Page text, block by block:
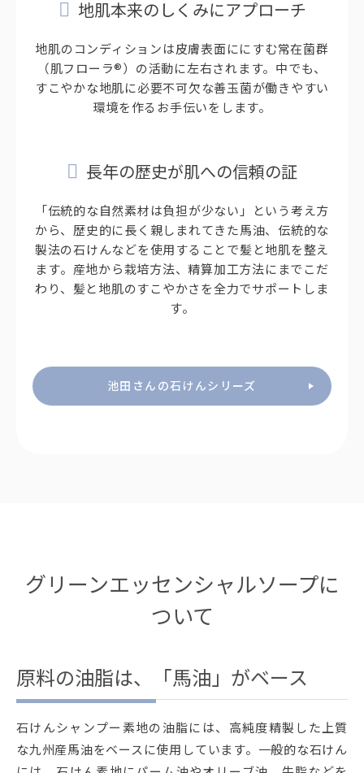
地肌本来のしくみにアプローチ
地肌のコンディションは皮膚表面ににすむ常在菌群
（肌フローラ®）の活動に左右されます。中でも、
すこやかな地肌に必要不可欠な善玉菌が働きやすい
環境を作るお手伝いをします。
長年の歴史が肌への信頼の証
「伝統的な自然素材は負担が少ない」という考え方
から、歴史的に長く親しまれてきた馬油、伝統的な
製法の石けんなどを使用することで髪と地肌を整え
ます。産地から栽培方法、精算加工方法にまでこだ
わり、髪と地肌のすこやかさを全力でサポートしま
す。
池田さんの石けんシリーズ
グリーンエッセンシャルソープに
ついて
原料の油脂は、「馬油」がベース
石けんシャンプー素地の油脂には、高純度精製した上質
な九州産馬油をベースに使用しています。一般的な石けん